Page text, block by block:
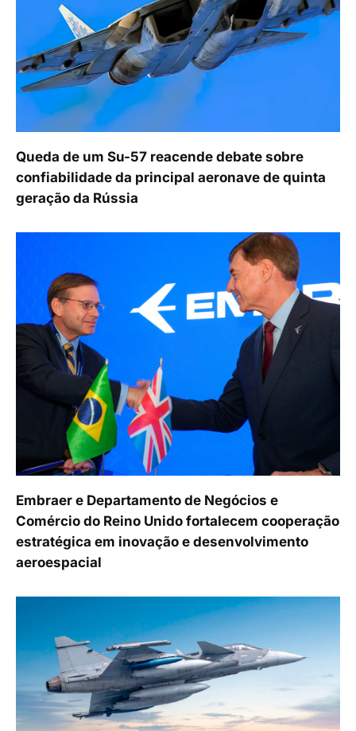
Queda de um Su-57 reacende debate sobre
confiabilidade da principal aeronave de quinta
geração da Rússia
Embraer e Departamento de Negócios e
Comércio do Reino Unido fortalecem cooperação
estratégica em inovação e desenvolvimento
aeroespacial